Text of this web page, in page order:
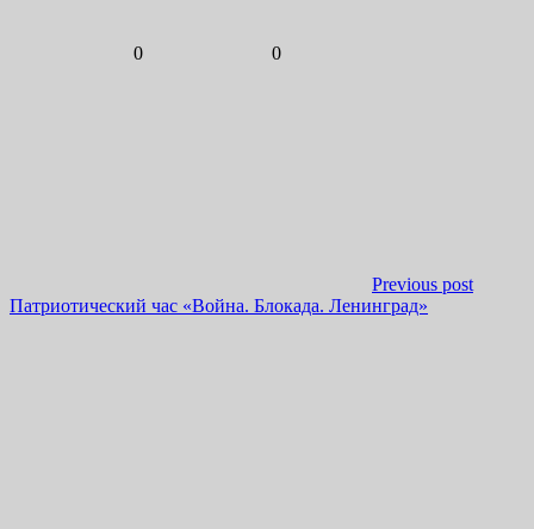
0 0
Previous post
Патриотический час «Война. Блокада. Ленинград»